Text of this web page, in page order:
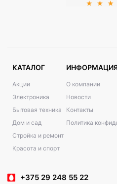
КАТАЛОГ
Акции
Электроника
Бытовая техника
Дом и сад
Стройка и ремонт
Красота и спорт
О компании
Новости
Контакты
Политика
+375 29 248 55 22